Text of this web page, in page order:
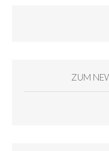
ZUM